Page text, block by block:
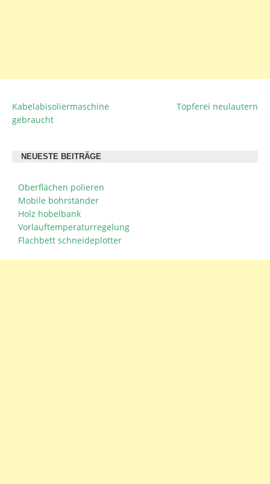
BEITRAGSNAVIGATION
Kabelabisoliermaschine
gebraucht
Töpferei neulautern
NEUESTE BEITRÄGE
Oberflächen polieren
Mobile bohrständer
Holz hobelbank
Vorlauftemperaturregelung
Flachbett schneideplotter